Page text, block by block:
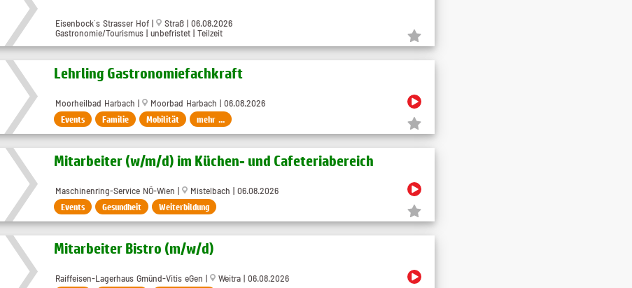
Eisenbock´s Strasser Hof |
Straß | 06.08.2026
Gastronomie/Tourismus | unbefristet | Teilzeit
Lehrling Gastronomiefachkraft
Moorheilbad Harbach | Moorbad Harbach | 06.08.2026
Events Familie Mobilität mehr ...
Mitarbeiter (w​/m​/d) im Küchen- und Cafeteriabereich
Maschinenring-Service NÖ-Wien | Mistelbach | 06.08.2026
Events Gesundheit Weiterbildung
Mitarbeiter Bistro (m/w/d)
Raiffeisen-Lagerhaus Gmünd-Vitis eGen | Weitra | 06.08.2026